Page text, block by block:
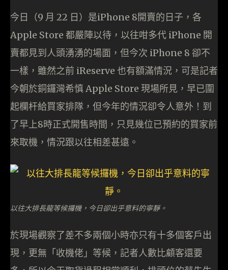
今日（9 月 22 日）是iPhone 8開賣的日子，各
Apple Store 都嚴陣以待，以往咁多代 iPhone 開
賣都見到人頭湧湧的場面，但今次 iPhone 8 卻不
一樣，雖然之前 iReserve 也有額滿情況，可是記者
今朝於銅鑼灣希慎 Apple Store 現場所見，早已圍
起欄杆給買家排隊，但今年的情況卻令人意外！到
了早上8時正式開售時間，只見幾位已預約的買家前
來取機，情況跟以往相差甚遠。
以往大排長龍等候攞機，今日卻出乎意料的寧靜。
於現場觀察了差不多兩個小時亦只有十多個客戶出
現，更無「收機佬」等候，記者人數比顧客還要